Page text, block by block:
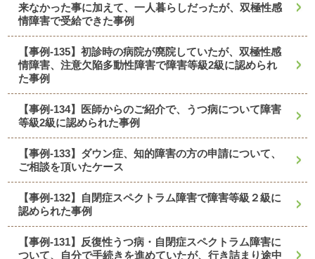
来なかった事に加えて、一人暮らしだったが、双極性感
情障害で受給できた事例
【事例-135】初診時の病院が廃院していたが、双極性感
情障害、注意欠陥多動性障害で障害等級2級に認められ
た事例
【事例-134】医師からのご紹介で、うつ病について障害
等級2級に認められた事例
【事例-133】ダウン症、知的障害の方の申請について、
ご相談を頂いたケース
【事例-132】自閉症スペクトラム障害で障害等級２級に
認められた事例
【事例-131】反復性うつ病・自閉症スペクトラム障害に
ついて、自分で手続きを進めていたが、行き詰まり途中